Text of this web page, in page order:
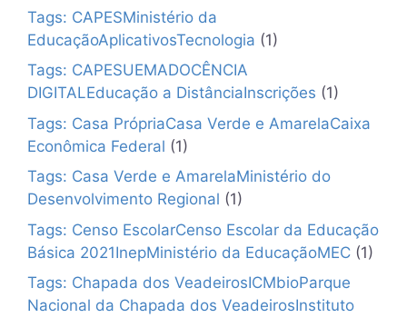
Tags: CAPESMinistério da
EducaçãoAplicativosTecnologia (1)
Tags: CAPESUEMADOCÊNCIA
DIGITALEducação a DistânciaInscrições (1)
Tags: Casa PrópriaCasa Verde e AmarelaCaixa
Econômica Federal (1)
Tags: Casa Verde e AmarelaMinistério do
Desenvolvimento Regional (1)
Tags: Censo EscolarCenso Escolar da Educação
Básica 2021InepMinistério da EducaçãoMEC (1)
Tags: Chapada dos VeadeirosICMbioParque
Nacional da Chapada dos VeadeirosInstituto